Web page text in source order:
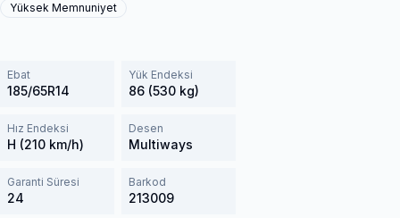
Yüksek Memnuniyet
Ebat
185/65R14
Yük Endeksi
86 (530 kg)
Hız Endeksi
H (210 km/h)
Desen
Multiways
Garanti Süresi
24
Barkod
213009